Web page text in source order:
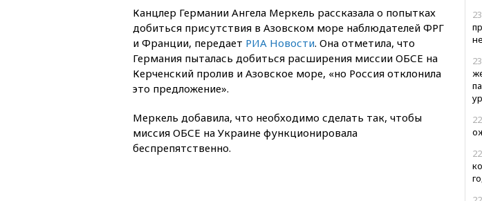
Канцлер Германии Ангела Меркель рассказала о попытках
добиться присутствия в Азовском море наблюдателей ФРГ
и Франции, передает РИА Новости. Она отметила, что
Германия пыталась добиться расширения миссии ОБСЕ на
Керченский пролив и Азовское море, «но Россия отклонила
это предложение».
Меркель добавила, что необходимо сделать так, чтобы
миссия ОБСЕ на Украине функционировала
беспрепятственно.